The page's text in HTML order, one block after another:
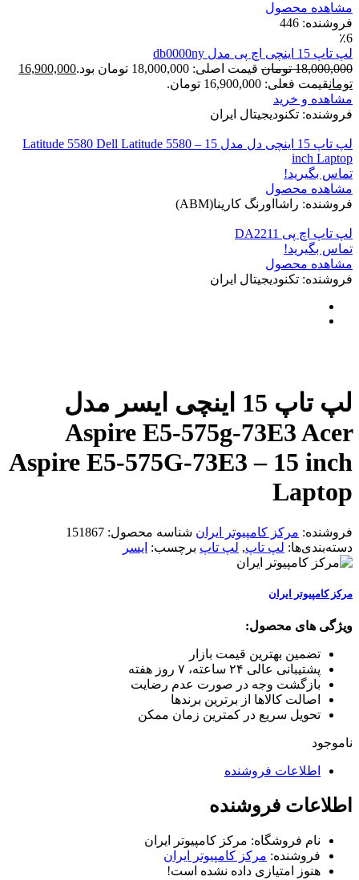
مشاهده محصول
فروشنده: 446
٪6
لپ تاپ 15 اینچی اچ پی مدل db0000ny
18,000,000 تومان قیمت اصلی: 18,000,000 تومان بود.
16,900,000
تومانقیمت فعلی: 16,900,000 تومان.
مشاهده و خرید
فروشنده: تکنودیجیتال ایران
لپ تاپ 15 اینچی دل مدل Latitude 5580 Dell Latitude 5580 – 15
inch Laptop
تماس بگیرید!
مشاهده محصول
فروشنده: راشااورنگ کارینا(ABM)
لپ تاپ اچ پی DA2211
تماس بگیرید!
مشاهده محصول
فروشنده: تکنودیجیتال ایران
لپ تاپ 15 اینچی ایسر مدل
Aspire E5-575g-73E3 Acer
Aspire E5-575G-73E3 – 15 inch
Laptop
فروشنده: مرکز کامپیوتر ایران شناسه محصول: 151867
دسته‌بندی‌ها: لپ تاپ, لپ تاپ برچسب: ایسر
مرکز کامپیوتر ایران
ویژگی های محصول:
تضمین بهترین قیمت بازار
پشتیبانی عالی ۲۴ ساعته، ۷ روز هفته
بازگشت وجه در صورت عدم رضایت
اصالت کالاها از برترین برندها
تحویل سریع در کمترین زمان ممکن
ناموجود
اطلاعات فروشنده
اطلاعات فروشنده
نام فروشگاه: مرکز کامپیوتر ایران
فروشنده: مرکز کامپیوتر ایران
هنوز امتیازی داده نشده است!